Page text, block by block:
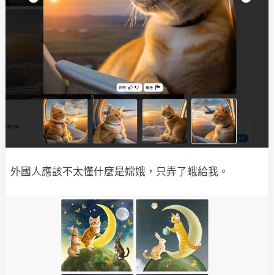
外國人應該不太懂什麼是嫦娥，只弄了蛾給我。